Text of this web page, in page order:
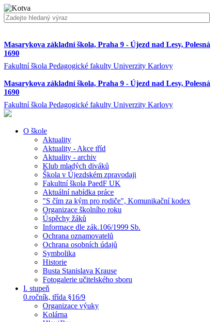
Masarykova základní škola, Praha 9 - Újezd nad Lesy, Polesná
1690
Fakultní škola Pedagogické fakulty Univerzity Karlovy
Masarykova základní škola, Praha 9 - Újezd nad Lesy, Polesná
1690
Fakultní škola Pedagogické fakulty Univerzity Karlovy
O škole
Aktuality
Aktuality - Akce tříd
Aktuality - archiv
Klub mladých diváků
Škola v Újezdském zpravodaji
Fakultní škola PaedF UK
Aktuální nabídka práce
"S čím za kým pro rodiče", Komunikační kodex
Organizace školního roku
Úspěchy žáků
Informace dle zák.106/1999 Sb.
Ochrana oznamovatelů
Ochrana osobních údajů
Symbolika
Historie
Busta Stanislava Krause
Fotogalerie učitelského sboru
I. stupeň
0.ročník, třída §16/9
Organizace výuky
Kolárna